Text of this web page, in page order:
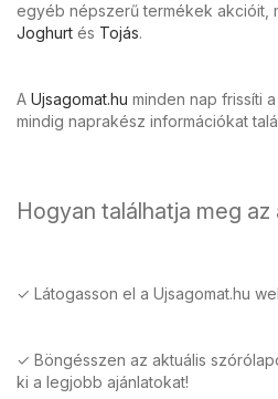
egyéb népszerű termékek akcióit,
Joghurt és Tojás.
A Ujsagomat.hu minden nap frissíti
mindig naprakész információkat
Hogyan találhatja meg
✓ Látogasson el a Ujsagomat.hu
✓ Böngésszen az aktuális
ki a legjobb ajánlatokat!